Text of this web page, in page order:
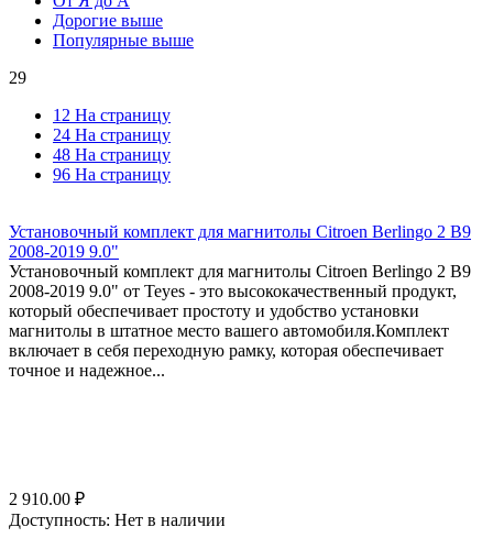
Дорогие выше
Популярные выше
29
12 На страницу
24 На страницу
48 На страницу
96 На страницу
Установочный комплект для магнитолы Citroen Berlingo 2 B9
2008-2019 9.0"
Установочный комплект для магнитолы Citroen Berlingo 2 B9
2008-2019 9.0" от Teyes - это высококачественный продукт,
который обеспечивает простоту и удобство установки
магнитолы в штатное место вашего автомобиля.Комплект
включает в себя переходную рамку, которая обеспечивает
точное и надежное...
2 910.00 ₽
Доступность: Нет в наличии